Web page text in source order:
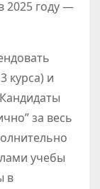
2025 году —
курса) и
за весь
учебы
в